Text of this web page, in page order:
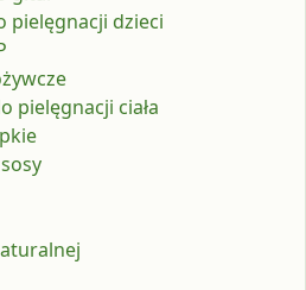
pielęgnacji dzieci
pielęgnacji ciała